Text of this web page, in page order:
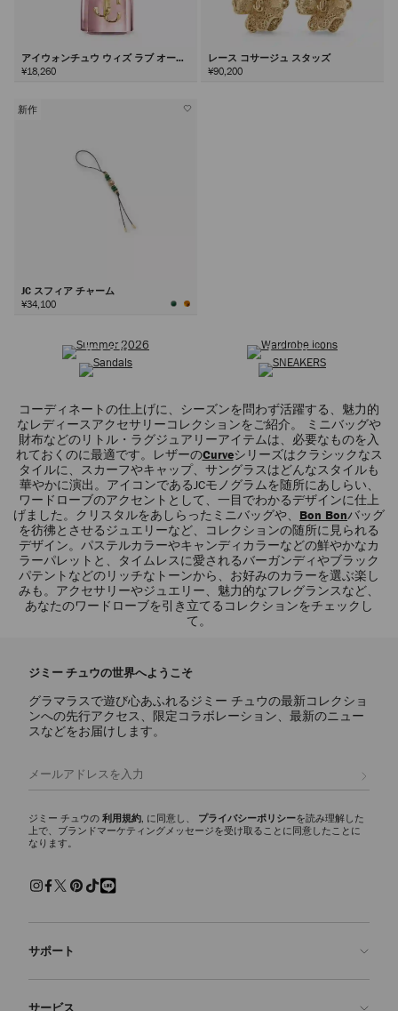
アイウォンチュウ ウィズ ラブ オード
パルファム60ml
¥18,260
レース コサージュ スタッズ
¥90,200
新作
JC スフィア チャーム
¥34,100
サンダル
スニーカー
コーディネートの仕上げに、シーズンを問わず活躍する、魅力的
なレディースアクセサリーコレクションをご紹介。 ミニバッグや
財布などのリトル・ラグジュアリーアイテムは、必要なものを入
れておくのに最適です。レザーのCurveシリーズはクラシックなス
タイルに、スカーフやキャップ、サングラスはどんなスタイルも
華やかに演出。アイコンであるJCモノグラムを随所にあしらい、
ワードローブのアクセントとして、一目でわかるデザインに仕上
げました。クリスタルをあしらったミニバッグや、 Bon Bonバッグ
を彷彿とさせるジュエリーなど、コレクションの随所に見られる
デザイン。パステルカラーやキャンディカラーなどの鮮やかなカ
ラーパレットと、タイムレスに愛されるバーガンディやブラック
パテントなどのリッチなトーンから、お好みのカラーを選ぶ楽し
みも。アクセサリーやジュエリー、魅力的なフレグランスなど、
あなたのワードローブを引き立てるコレクションをチェックし
て。
ジミー チュウの世界へようこそ
グラマラスで遊び心あふれるジミー チュウの最新コレクショ
ンへの先行アクセス、限定コラボレーション、最新のニュー
スなどをお届けします。
ジミー チュウの 利用規約, に同意し、 プライバシーポリシーを読み理解した
上で、ブランドマーケティングメッセージを受け取ることに同意したことに
なります。
サポート